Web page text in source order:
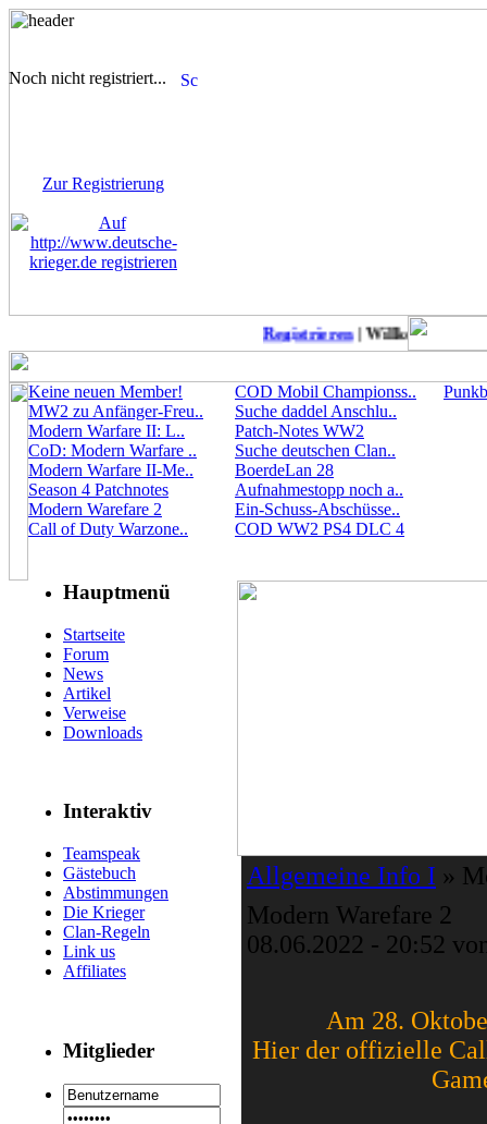
Registrieren| Willkommen auf
Keine neuen Member!
MW2 zu Anfänger-Freu..
Modern Warfare II: L..
CoD: Modern Warfare ..
Modern Warfare II-Me..
Season 4 Patchnotes
Modern Warefare 2
Call of Duty Warzone..
COD Mobil Championss..
Suche daddel Anschlu..
Patch-Notes WW2
Suche deutschen Clan..
BoerdeLan 28
Aufnahmestopp noch a..
Ein-Schuss-Abschüsse..
COD WW2 PS4 DLC 4
Hauptmenü
Startseite
Forum
News
Artikel
Verweise
Downloads
Interaktiv
Teamspeak
Gästebuch
Abstimmungen
Die Krieger
Clan-Regeln
Link us
Affiliates
Mitglieder
Allgemeine Info I »
Modern Warefare 2
08.06.2022 - 20:52
Am 28.
Hier der offizielle
Noch nicht registriert...
Zur Registrierung